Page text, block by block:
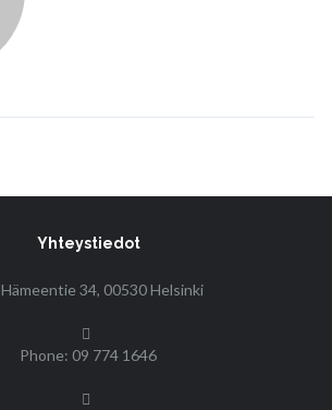
Yhteystiedot
Hämeentie 34, 00530 Helsinki
Phone: 09 774 1646